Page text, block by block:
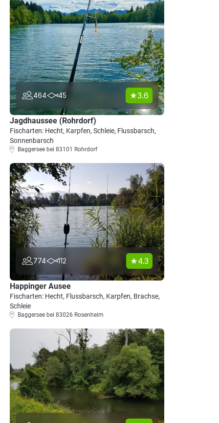
464 45 3.6
Jagdhaussee (Rohrdorf)
Fischarten: Hecht, Karpfen, Schleie, Flussbarsch,
Sonnenbarsch
Baggersee bei 83101 Rohrdorf
774 112 4.3
Happinger Ausee
Fischarten: Hecht, Flussbarsch, Karpfen, Brachse,
Schleie
Baggersee bei 83026 Rosenheim